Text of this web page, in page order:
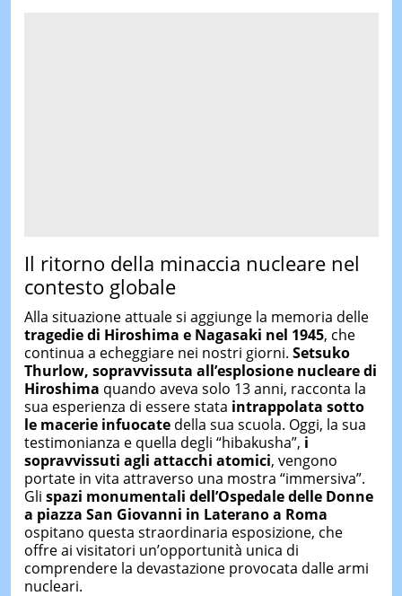
Il ritorno della minaccia nucleare nel
contesto globale
Alla situazione attuale si aggiunge la memoria delle
tragedie di Hiroshima e Nagasaki nel 1945, che
continua a echeggiare nei nostri giorni. Setsuko
Thurlow, sopravvissuta all’esplosione nucleare di
Hiroshima quando aveva solo 13 anni, racconta la
sua esperienza di essere stata intrappolata sotto
le macerie infuocatedella sua scuola. Oggi, la sua
testimonianza e quella degli “hibakusha”, i
sopravvissuti agli attacchi atomici, vengono
portate in vita attraverso una mostra “immersiva”.
Gli spazi monumentali dell’Ospedale delle Donne
a piazza San Giovanni in Laterano a Roma
ospitano questa straordinaria esposizione, che
offre ai visitatori un’opportunità unica di
comprendere la devastazione provocata dalle armi
nucleari.